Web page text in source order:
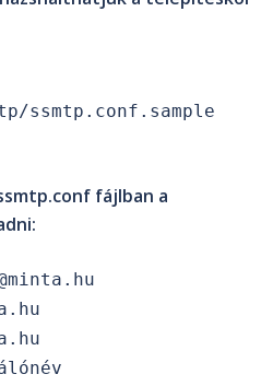
ssmtp.conf.sample
fájlban a